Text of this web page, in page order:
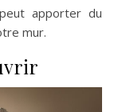
apporter du
mur.